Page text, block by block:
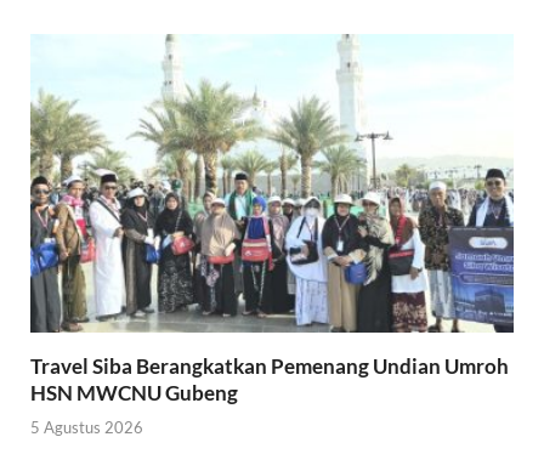
Travel Siba Berangkatkan Pemenang Undian Umroh
HSN MWCNU Gubeng
5 Agustus 2026